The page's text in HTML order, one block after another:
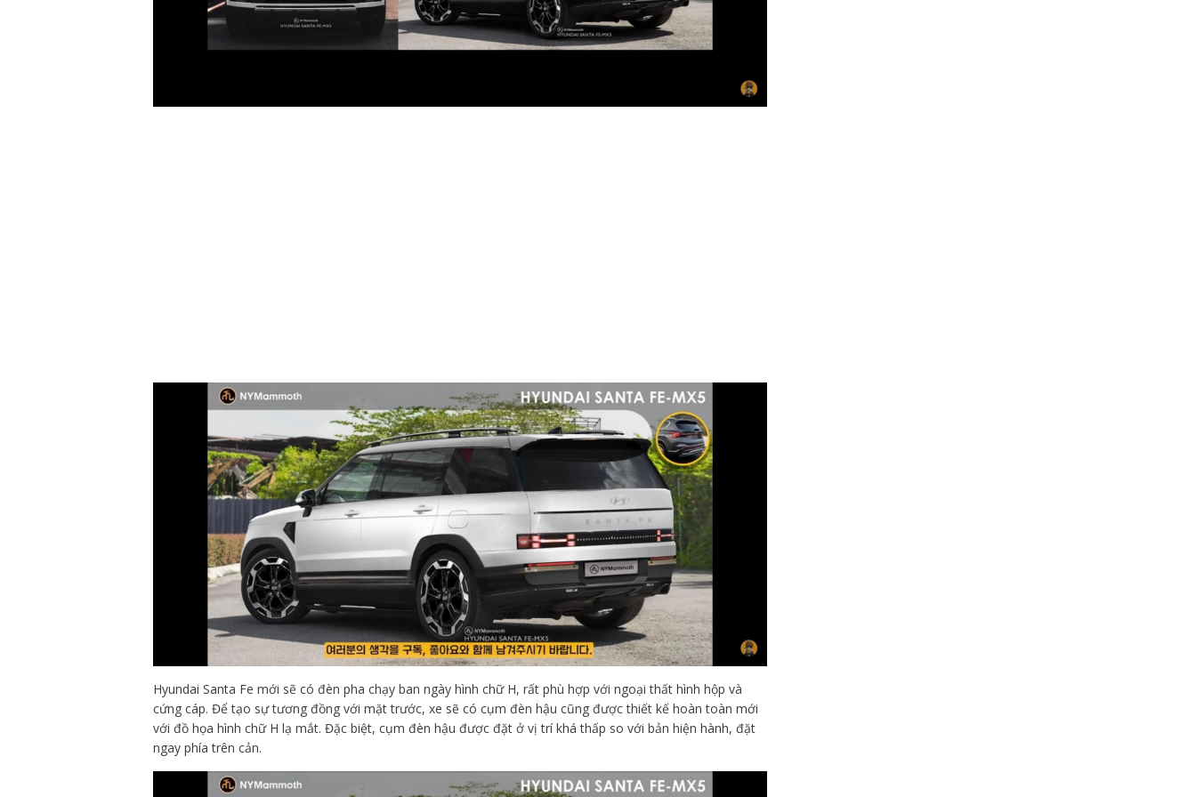
Hyundai Santa Fe mới sẽ có đèn pha chạy ban ngày hình chữ H, rất phù hợp với ngoại thất hình hộp và
cứng cáp. Để tạo sự tương đồng với mặt trước, xe sẽ có cụm đèn hậu cũng được thiết kế hoàn toàn mới
với đồ họa hình chữ H lạ mắt. Đặc biệt, cụm đèn hậu được đặt ở vị trí khá thấp so với bản hiện hành, đặt
ngay phía trên cản.